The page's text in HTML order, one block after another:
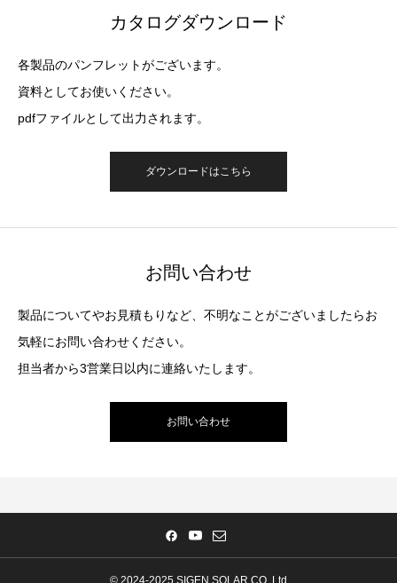
カタログダウンロード
各製品のパンフレットがございます。
資料としてお使いください。
pdfファイルとして出力されます。
ダウンロードはこちら
お問い合わせ
製品についてやお見積もりなど、不明なことがございましたらお
気軽にお問い合わせください。
担当者から3営業日以内に連絡いたします。
お問い合わせ
© 2024-2025 SIGEN SOLAR CO.,Ltd